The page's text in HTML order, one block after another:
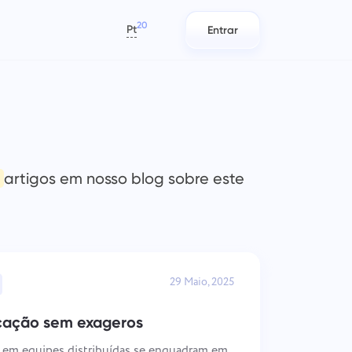
Pt20
বাংলা
Deutsch
Italiano
Entrar
artigos em nosso blog sobre este
29 Maio, 2025
sem exageros
relatórios de tempo gasto por
projeto
e
com facilidade.
espaço de trabalho centralizado
Engenharia